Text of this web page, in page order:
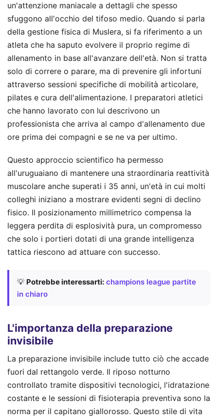
un'attenzione maniacale a dettagli che spesso
sfuggono all'occhio del tifoso medio. Quando si parla
della gestione fisica di Muslera, si fa riferimento a un
atleta che ha saputo evolvere il proprio regime di
allenamento in base all'avanzare dell'età. Non si tratta
solo di correre o parare, ma di prevenire gli infortuni
attraverso sessioni specifiche di mobilità articolare,
pilates e cura dell'alimentazione. I preparatori atletici
che hanno lavorato con lui descrivono un
professionista che arriva al campo d'allenamento due
ore prima dei compagni e se ne va per ultimo.
Questo approccio scientifico ha permesso
all'uruguaiano di mantenere una straordinaria reattività
muscolare anche superati i 35 anni, un'età in cui molti
colleghi iniziano a mostrare evidenti segni di declino
fisico. Il posizionamento millimetrico compensa la
leggera perdita di esplosività pura, un compromesso
che solo i portieri dotati di una grande intelligenza
tattica riescono ad attuare con successo.
💡 Potrebbe interessarti: champions league partite
in chiaro
L'importanza della preparazione
invisibile
La preparazione invisibile include tutto ciò che accade
fuori dal rettangolo verde. Il riposo notturno
controllato tramite dispositivi tecnologici, l'idratazione
costante e le sessioni di fisioterapia preventiva sono la
norma per il capitano giallorosso. Questo stile di vita